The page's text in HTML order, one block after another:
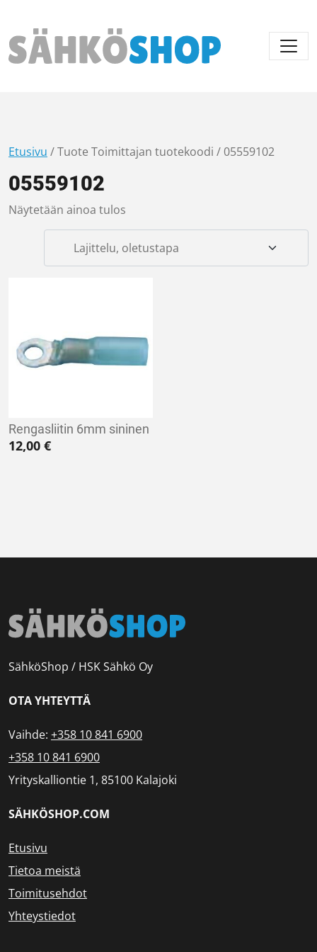
Päävalikko
Etusivu / Tuote Toimittajan tuotekoodi / 05559102
05559102
Näytetään ainoa tulos
Rengasliitin 6mm sininen
12,00 €
SähköShop / HSK Sähkö Oy
OTA YHTEYTTÄ
Vaihde: +358 10 841 6900
+358 10 841 6900
Yrityskalliontie 1, 85100 Kalajoki
SÄHKÖSHOP.COM
Etusivu
Tietoa meistä
Toimitusehdot
Yhteystiedot